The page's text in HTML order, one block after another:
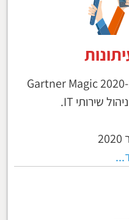
ManageEngine ממוקמת ב-2020 Gartner Magic